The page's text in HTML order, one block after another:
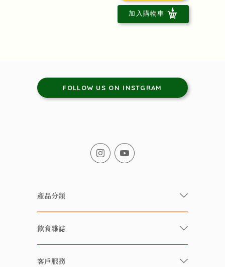
加入購物車
FOLLOW US ON INSTGRAM
產品分類
有機/無農藥新鮮蔬果
有機 / 無添加飲品
飲食雜誌
快樂家庭 飲食雜誌
客戶服務